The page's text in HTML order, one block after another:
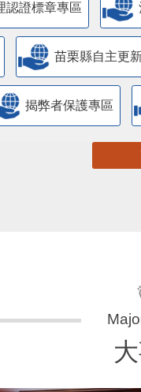
認證標章專區
苗栗縣自主更
揭弊者保護專區